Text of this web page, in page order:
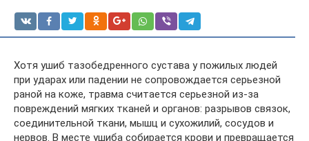
Хотя ушиб тазобедренного сустава у пожилых людей
при ударах или падении не сопровождается серьезной
раной на коже, травма считается серьезной из-за
повреждений мягких тканей и органов: разрывов связок,
соединительной ткани, мышц и сухожилий, сосудов и
нервов. В месте ушиба собирается крови и превращается